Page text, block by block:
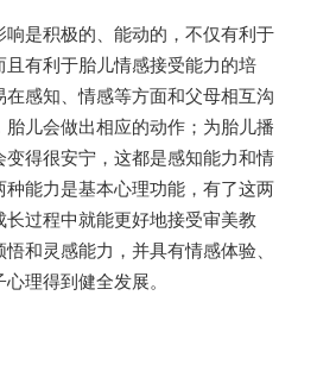
是积极的、能动的，不仅有利于
且有利于胎儿情感接受能力的培
感知、情感等方面和父母相互沟
儿会做出相应的动作；为胎儿播
变得很安宁，这都是感知能力和情
能力是基本心理功能，有了这两
过程中就能更好地接受审美教
和灵感能力，并具有情感体验、
理得到健全发展。